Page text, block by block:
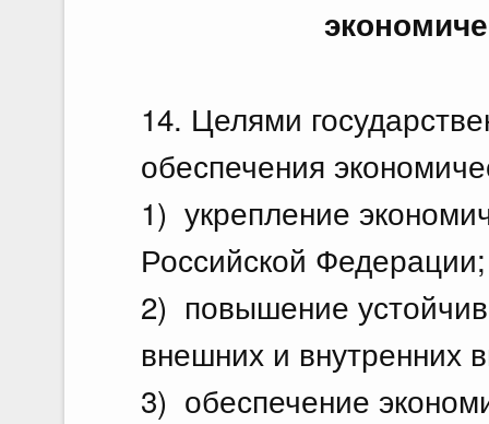
14. Целями
обеспечения
1) укрепление
Российской Федерации;
2) повышение
внешних и внутренних
3) обеспечение